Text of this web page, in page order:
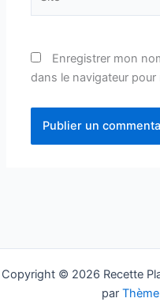
Enregistrer mon
dans le navigateur
Copyright © 2026 Recette
par